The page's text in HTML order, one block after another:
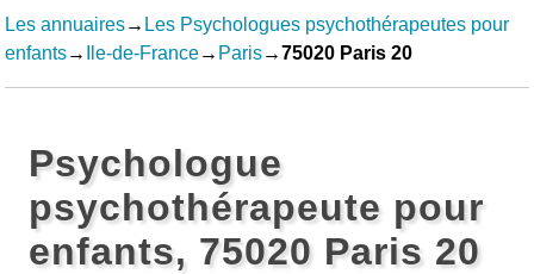
Les annuaires→ Les Psychologues psychothérapeutes pour
enfants→ Ile-de-France→ Paris→75020 Paris 20
Psychologue
psychothérapeute pour
enfants, 75020 Paris 20